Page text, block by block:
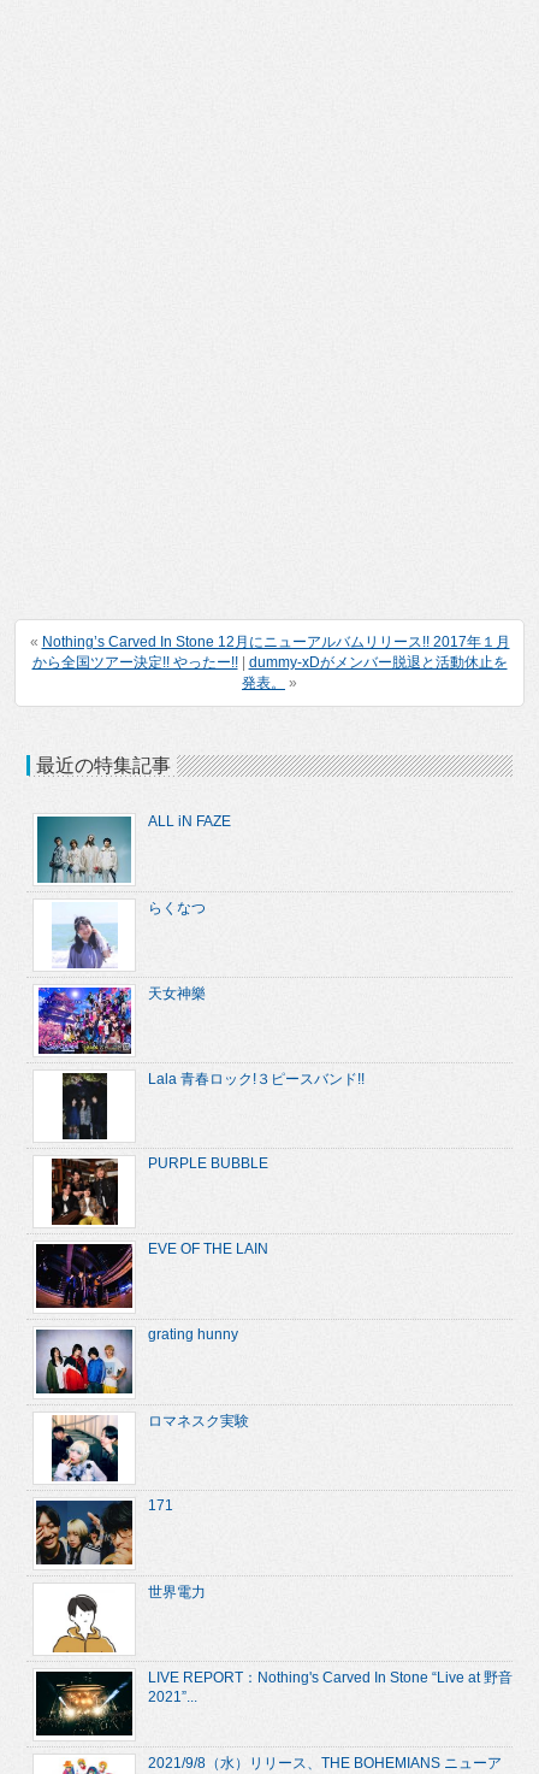
« Nothing’s Carved In Stone 12月にニューアルバムリリース!! 2017年１月
から全国ツアー決定!! やったー!!| dummy-xDがメンバー脱退と活動休止を
発表。
»
最近の特集記事
ALL iN FAZE
らくなつ
天女神樂
Lala 青春ロック!３ピースバンド!!
PURPLE BUBBLE
EVE OF THE LAIN
grating hunny
ロマネスク実験
171
世界電力
LIVE REPORT：Nothing's Carved In Stone “Live at 野音
2021”...
2021/9/8（水）リリース、THE BOHEMIANS ニューア